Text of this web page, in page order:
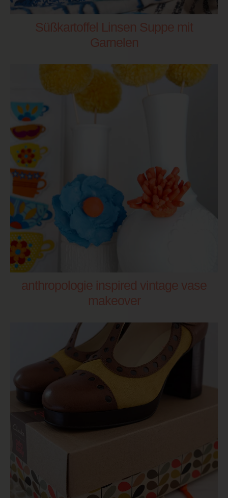
Süßkartoffel Linsen Suppe mit
Garnelen
anthropologie inspired vintage vase
makeover